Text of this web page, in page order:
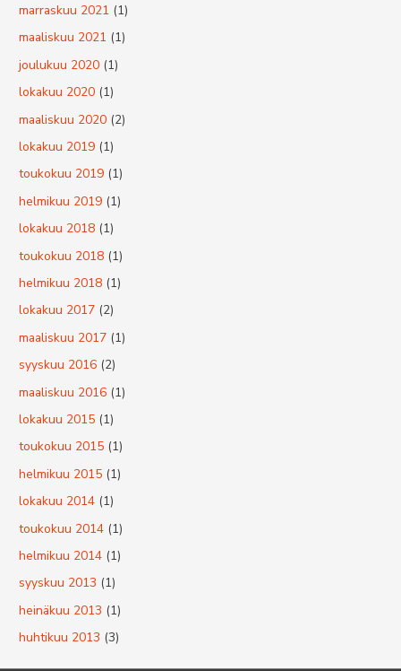
marraskuu 2021 (1)
maaliskuu 2021 (1)
joulukuu 2020 (1)
lokakuu 2020 (1)
maaliskuu 2020 (2)
lokakuu 2019 (1)
toukokuu 2019 (1)
helmikuu 2019 (1)
lokakuu 2018 (1)
toukokuu 2018 (1)
helmikuu 2018 (1)
lokakuu 2017 (2)
maaliskuu 2017 (1)
syyskuu 2016 (2)
maaliskuu 2016 (1)
lokakuu 2015 (1)
toukokuu 2015 (1)
helmikuu 2015 (1)
lokakuu 2014 (1)
toukokuu 2014 (1)
helmikuu 2014 (1)
syyskuu 2013 (1)
heinäkuu 2013 (1)
huhtikuu 2013 (3)